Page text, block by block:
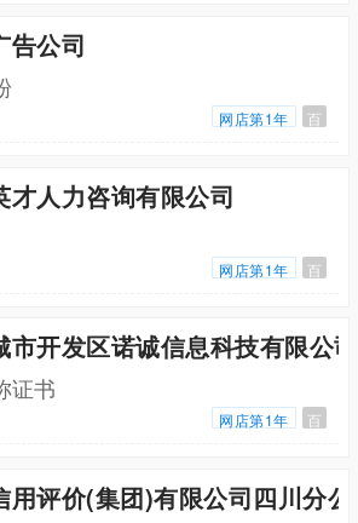
告公司
网店第1年 百
才人力咨询有限公司
网店第1年 百
市开发区诺诚信息科技有限公司
证书
网店第1年 百
用评价(集团)有限公司四川分